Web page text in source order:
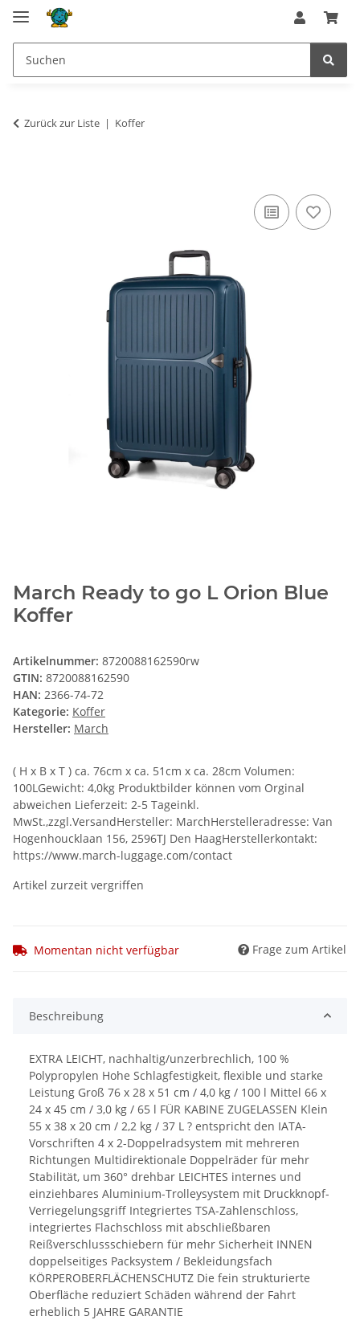
Zurück zur Liste Koffer
March Ready to go L Orion Blue
Koffer
Artikelnummer: 8720088162590rw
GTIN: 8720088162590
HAN: 2366-74-72
Kategorie: Koffer
Hersteller: March
( H x B x T ) ca. 76cm x ca. 51cm x ca. 28cm Volumen:
100LGewicht: 4,0kg Produktbilder können vom Orginal
abweichen Lieferzeit: 2-5 Tageinkl.
MwSt.,zzgl.VersandHersteller: MarchHerstelleradresse: Van
Hogenhoucklaan 156, 2596TJ Den HaagHerstellerkontakt:
https://www.march-luggage.com/contact
Artikel zurzeit vergriffen
Momentan nicht verfügbar Frage zum Artikel
Beschreibung
EXTRA LEICHT, nachhaltig/unzerbrechlich, 100 %
Polypropylen Hohe Schlagfestigkeit, flexible und starke
Leistung Groß 76 x 28 x 51 cm / 4,0 kg / 100 l Mittel 66 x
24 x 45 cm / 3,0 kg / 65 l FÜR KABINE ZUGELASSEN Klein
55 x 38 x 20 cm / 2,2 kg / 37 L ? entspricht den IATA-
Vorschriften 4 x 2-Doppelradsystem mit mehreren
Richtungen Multidirektionale Doppelräder für mehr
Stabilität, um 360° drehbar LEICHTES internes und
einziehbares Aluminium-Trolleysystem mit Druckknopf-
Verriegelungsgriff Integriertes TSA-Zahlenschloss,
integriertes Flachschloss mit abschließbaren
Reißverschlussschiebern für mehr Sicherheit INNEN
doppelseitiges Packsystem / Bekleidungsfach
KÖRPEROBERFLÄCHENSCHUTZ Die fein strukturierte
Oberfläche reduziert Schäden während der Fahrt
erheblich 5 JAHRE GARANTIE